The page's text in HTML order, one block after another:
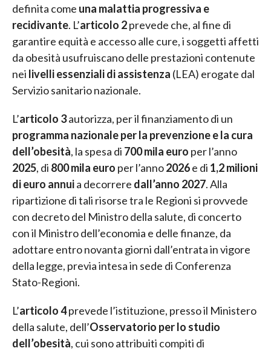
definita come una malattia progressiva e
recidivante. L’articolo 2prevede che, al fine di
garantire equità e accesso alle cure, i soggetti affetti
da obesità usufruiscano delle prestazioni contenute
nei livelli essenziali di assistenza (LEA) erogate dal
Servizio sanitario nazionale.
L’articolo 3autorizza, per il finanziamento di un
programma nazionale per la prevenzione e la cura
dell’obesità, la spesa di 700 mila euro per l’anno
2025, di 800 mila euro per l’anno2026e di 1,2 milioni
di euro annuia decorrere dall’anno 2027. Alla
ripartizione di tali risorse tra le Regioni si provvede
con decreto del Ministro della salute, di concerto
con il Ministro dell’economia e delle finanze, da
adottare entro novanta giorni dall’entrata in vigore
della legge, previa intesa in sede di Conferenza
Stato-Regioni.
L’articolo 4prevede l’istituzione, presso il Ministero
della salute, dell’Osservatorio per lo studio
dell’obesità, cui sono attribuiti compiti di